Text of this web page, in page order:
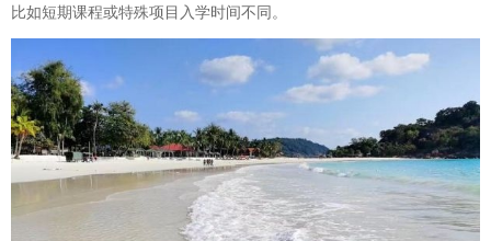
比如短期课程或特殊项目入学时间不同。